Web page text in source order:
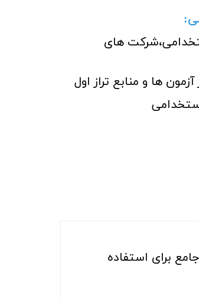
های
ها و منابع تراز اول
برای استفاده